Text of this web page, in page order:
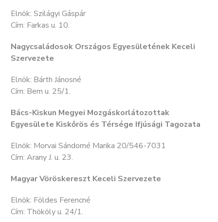
Elnök: Szilágyi Gáspár
Cím: Farkas u. 10.
Nagycsaládosok Országos Egyesületének Keceli
Szervezete
Elnök: Bárth Jánosné
Cím: Bem u. 25/1.
Bács-Kiskun Megyei Mozgáskorlátozottak
Egyesülete Kiskőrös és Térsége Ifjúsági Tagozata
Elnök: Morvai Sándorné Marika 20/546-7031
Cím: Arany J. u. 23.
Magyar Vöröskereszt Keceli Szervezete
Elnök: Földes Ferencné
Cím: Thököly u. 24/1.